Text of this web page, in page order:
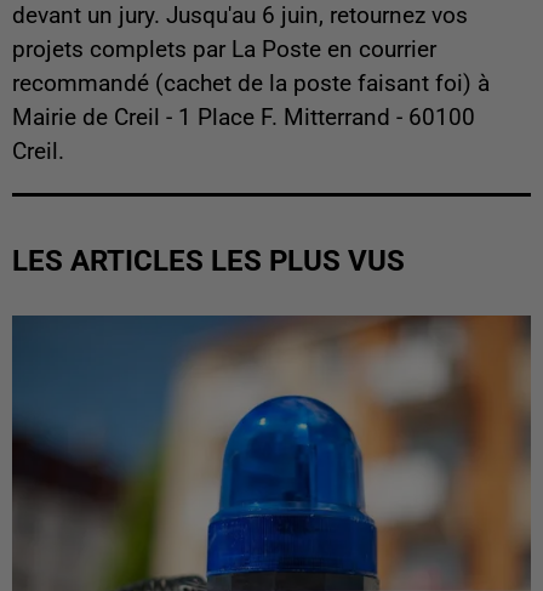
devant un jury. Jusqu'au 6 juin, retournez vos
projets complets par La Poste en courrier
recommandé (cachet de la poste faisant foi) à
Mairie de Creil - 1 Place F. Mitterrand - 60100
Creil.
LES ARTICLES LES PLUS VUS